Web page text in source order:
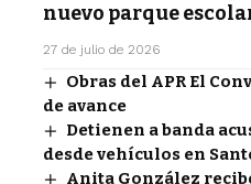
nuevo parque
27 de julio de 2026
Obras del APR El
de avance
Detienen a banda
desde vehículos en
Anita González